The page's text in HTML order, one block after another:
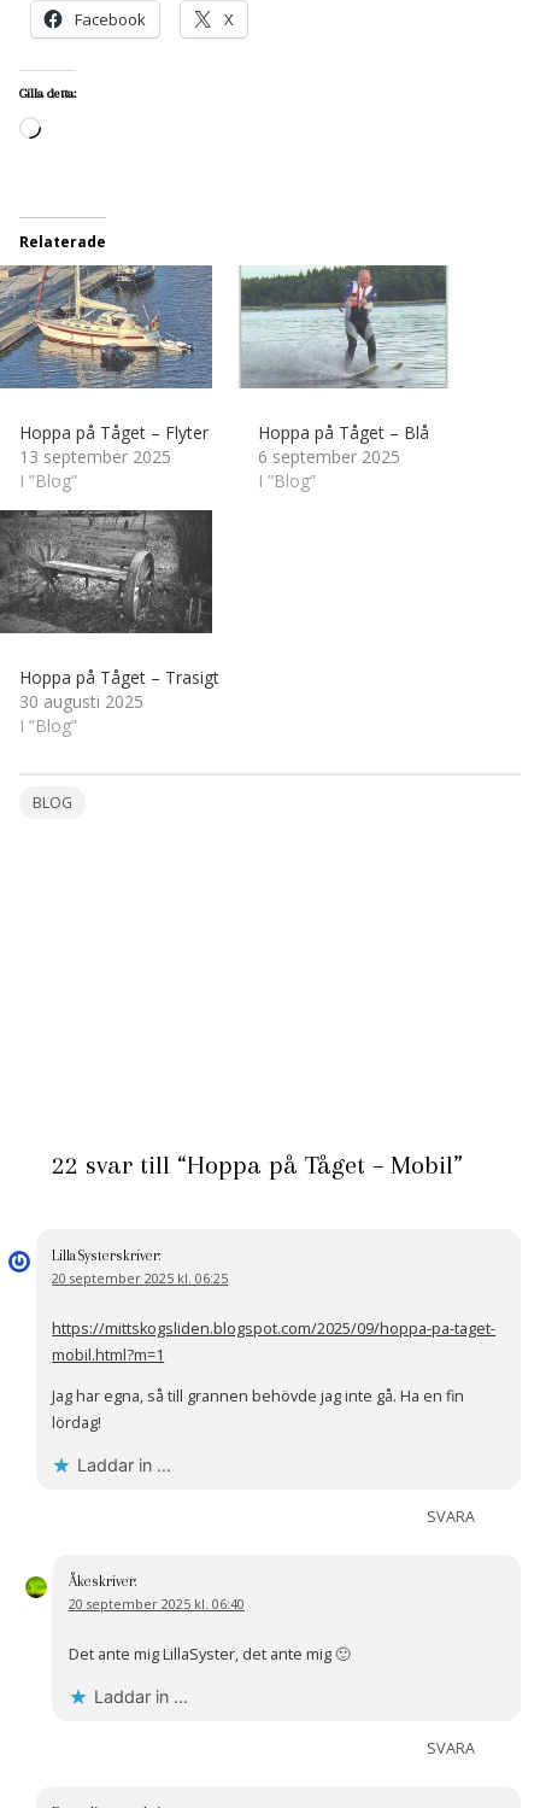
Facebook X
Gilla detta:
Laddar
Relaterade
Hoppa på Tåget – Flyter
13 september 2025
I ”Blog”
Hoppa på Tåget – Blå
6 september 2025
I ”Blog”
Hoppa på Tåget – Trasigt
30 augusti 2025
I ”Blog”
BLOG
22 svar till “Hoppa på Tåget – Mobil”
LillaSysterskriver:
20 september 2025 kl. 06:25
https://mittskogsliden.blogspot.com/2025/09/hoppa-pa-taget-
mobil.html?m=1
Jag har egna, så till grannen behövde jag inte gå. Ha en fin
lördag!
Laddar in …
SVARA
Åkeskriver:
20 september 2025 kl. 06:40
Det ante mig LillaSyster, det ante mig 🙂
Laddar in …
SVARA